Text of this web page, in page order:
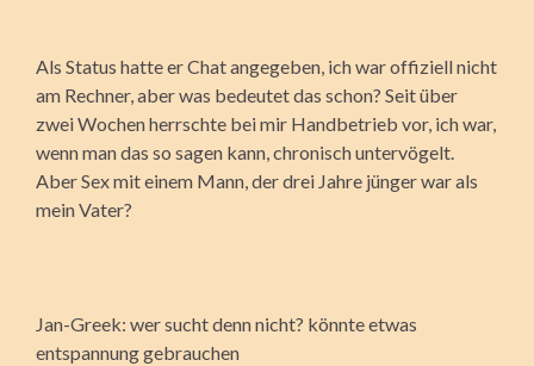
Als Status hatte er Chat angegeben, ich war offiziell nicht
am Rechner, aber was bedeutet das schon? Seit über
zwei Wochen herrschte bei mir Handbetrieb vor, ich war,
wenn man das so sagen kann, chronisch untervögelt.
Aber Sex mit einem Mann, der drei Jahre jünger war als
mein Vater?
Jan-Greek: wer sucht denn nicht? könnte etwas
entspannung gebrauchen